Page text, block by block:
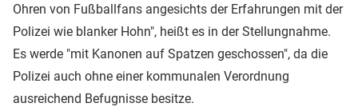
Ohren von Fußballfans angesichts der Erfahrungen mit der
Polizei wie blanker Hohn", heißt es in der Stellungnahme.
Es werde "mit Kanonen auf Spatzen geschossen", da die
Polizei auch ohne einer kommunalen Verordnung
ausreichend Befugnisse besitze.